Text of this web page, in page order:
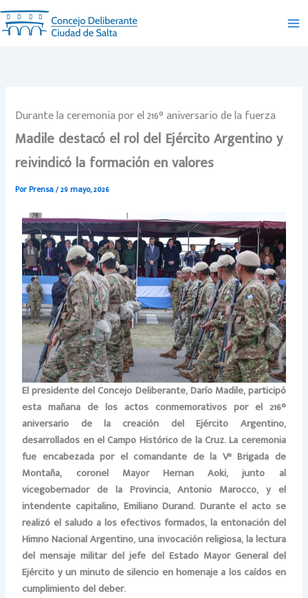
Ir
al
contenido
Durante la ceremonia por el 216° aniversario de la fuerza
Madile destacó el rol del Ejército Argentino y
reivindicó la formación en valores
PorPrensa/29 mayo, 2026
El presidente del Concejo Deliberante, Darío Madile, participó
esta mañana de los actos conmemorativos por el 216°
aniversario de la creación del Ejército Argentino,
desarrollados en el Campo Histórico de la Cruz. La ceremonia
fue encabezada por el comandante de la Vª Brigada de
Montaña, coronel Mayor Hernan Aoki, junto al
vicegobernador de la Provincia, Antonio Marocco, y el
intendente capitalino, Emiliano Durand. Durante el acto se
realizó el saludo a los efectivos formados, la entonación del
Himno Nacional Argentino, una invocación religiosa, la lectura
del mensaje militar del jefe del Estado Mayor General del
Ejército y un minuto de silencio en homenaje a los caídos en
cumplimiento del deber.